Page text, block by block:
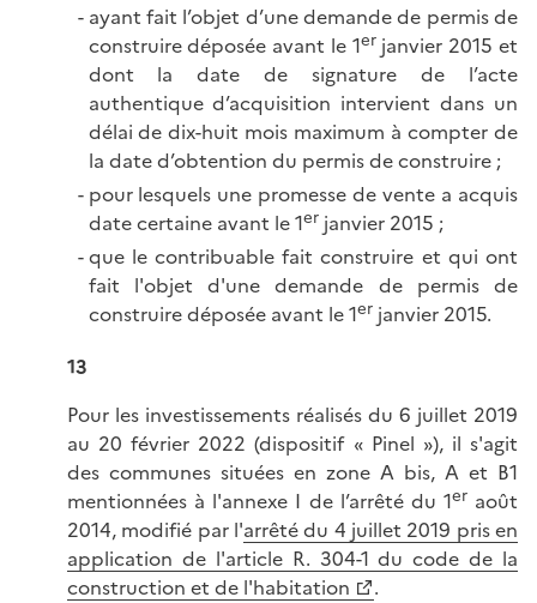
ayant fait l’objet d’une demande de permis de
construire déposée avant le 1erjanvier 2015 et
dont la date de signature de l’acte
authentique d’acquisition intervient dans un
délai de dix-huit mois maximum à compter de
la date d’obtention du permis de construire ;
pour lesquels une promesse de vente a acquis
date certaine avant le 1erjanvier 2015 ;
que le contribuable fait construire et qui ont
fait l'objet d'une demande de permis de
construire déposée avant le 1erjanvier 2015.
13
Pour les investissements réalisés du 6 juillet 2019
au 20 février 2022 (dispositif « Pinel »), il s'agit
des communes situées en zone A bis, A et B1
mentionnées à l'annexe I de l’arrêté du 1eraoût
2014, modifié par l'arrêté du 4 juillet 2019 pris en
application de l'article R. 304-1 du code de la
construction et de l'habitation
.